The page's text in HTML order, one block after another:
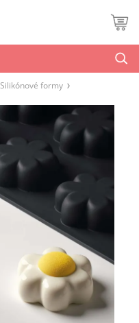
Silikónové formy